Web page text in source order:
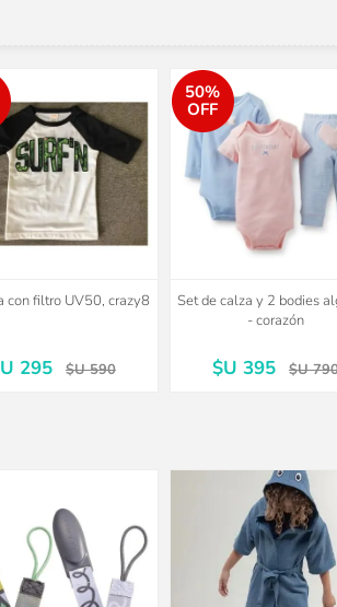
con filtro UV50, crazy8
295 $U 590
50%
OFF
Set de calza y 2 bodies
- corazón
$U 395 $U